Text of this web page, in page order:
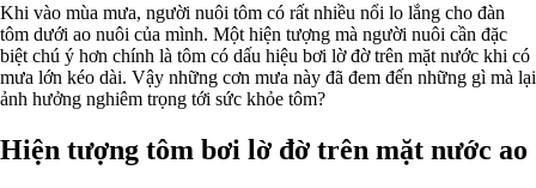
Khi vào mùa mưa, người nuôi tôm có rất nhiều nổi lo lắng cho đàn
tôm dưới ao nuôi của mình. Một hiện tượng mà người nuôi cần đặc
biệt chú ý hơn chính là tôm có dấu hiệu bơi lờ đờ trên mặt nước khi có
mưa lớn kéo dài. Vậy những cơn mưa này đã đem đến những gì mà lại
ảnh hưởng nghiêm trọng tới sức khỏe tôm?
Hiện tượng tôm bơi lờ đờ trên mặt nước ao